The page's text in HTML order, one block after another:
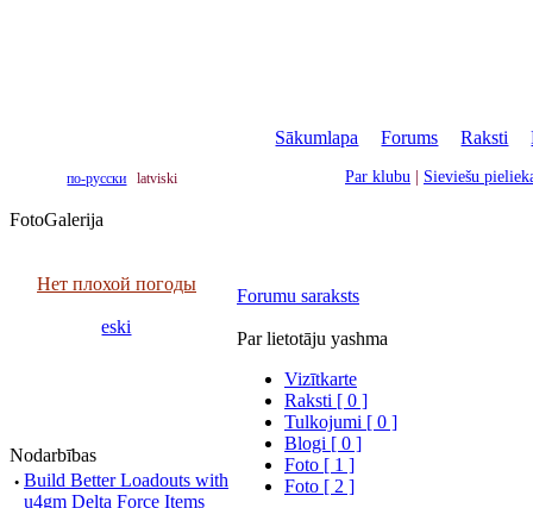
Sākumlapa |Forums |Raksti |
по-русски latviski Par klubu Sieviešu
FotoGalerija
Нет плохой погоды
eski
Nodarbības
· Build Better Loadouts with
u4gm Delta Force Items
Forumu saraksts
Par lietotāju yashma
Vizītkarte
Raksti [ 0 ]
Tulkojumi [ 0 ]
Blogi [ 0 ]
Foto [ 1 ]
Foto [ 2 ]